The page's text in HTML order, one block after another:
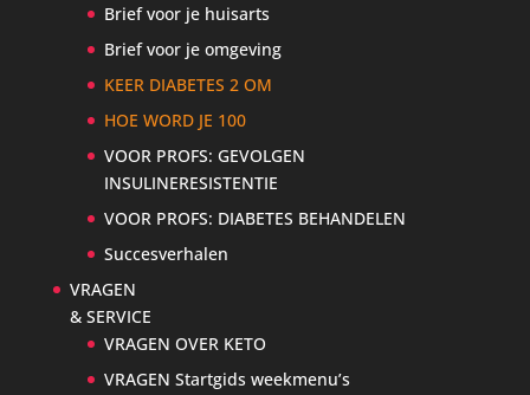
Brief voor je huisarts
Brief voor je omgeving
KEER DIABETES 2 OM
HOE WORD JE 100
VOOR PROFS: GEVOLGEN
INSULINERESISTENTIE
VOOR PROFS: DIABETES BEHANDELEN
Succesverhalen
VRAGEN
& SERVICE
VRAGEN OVER KETO
VRAGEN Startgids weekmenu’s